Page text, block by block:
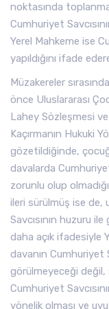
noktasında
Cumhuriyet
Yerel Mahkeme ise
yapıldığını ifade
Müzakereler
önce Uluslararası
Lahey Sözleşmesi ve
Kaçırmanın Hukuki
gözetildiğinde,
davalarda Cumhuriyet
zorunlu olup
ileri sürülmüş ise de,
Savcısının huzuru
daha açık ifadesiyle
davanın Cumhuriyet
görülmeyeceği değil,
Cumhuriyet
yönelik olması ve